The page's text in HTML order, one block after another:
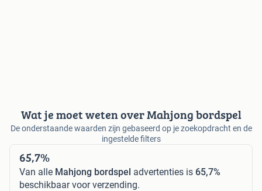
Wat je moet weten over Mahjong bordspel
De onderstaande waarden zijn gebaseerd op je zoekopdracht en de
ingestelde filters
65,7%
Van alle Mahjong bordspel advertenties is 65,7%
beschikbaar voor verzending.